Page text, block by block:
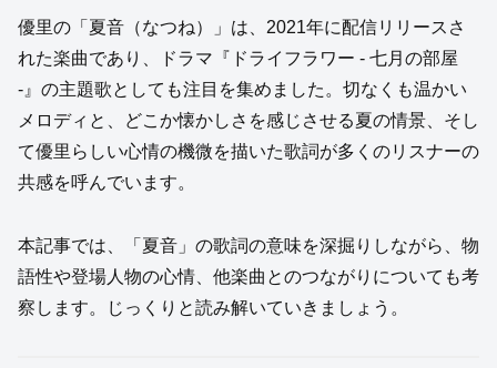
優里の「夏音（なつね）」は、2021年に配信リリースさ
れた楽曲であり、ドラマ『ドライフラワー ‑ 七月の部屋
‑』の主題歌としても注目を集めました。切なくも温かい
メロディと、どこか懐かしさを感じさせる夏の情景、そし
て優里らしい心情の機微を描いた歌詞が多くのリスナーの
共感を呼んでいます。
本記事では、「夏音」の歌詞の意味を深掘りしながら、物
語性や登場人物の心情、他楽曲とのつながりについても考
察します。じっくりと読み解いていきましょう。